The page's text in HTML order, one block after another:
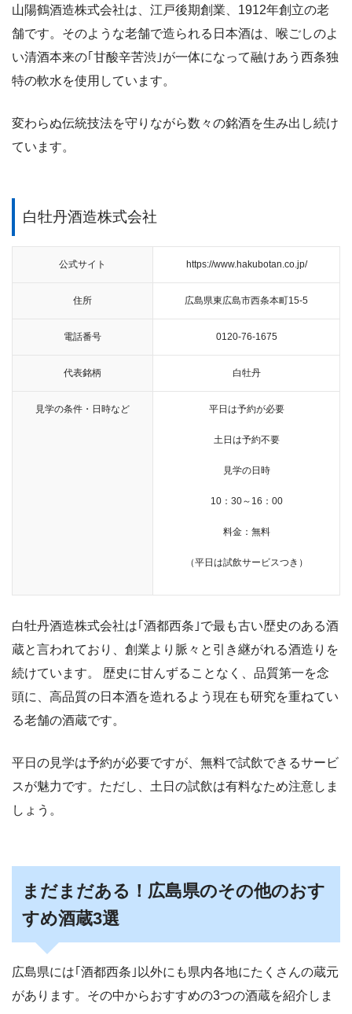
山陽鶴酒造株式会社は、江戸後期創業、1912年創立の老
舗です。 そのような老舗で造られる日本酒は、喉ごしのよ
い清酒本来の｢甘酸辛苦渋｣が一体になって融けあう西条独
特の軟水を使用しています。
変わらぬ伝統技法を守りながら数々の銘酒を生み出し続け
ています。
白牡丹酒造株式会社
公式サイト https://www.hakubotan.co.jp/
住所 広島県東広島市西条本町15-5
電話番号 0120-76-1675
代表銘柄 白牡丹
見学の条件・日時など 平日は予約が必要
土日は予約不要
見学の日時
10：30～16：00
料金：無料
（平日は試飲サービスつき）
白牡丹酒造株式会社は｢酒都西条｣で最も古い歴史のある酒
蔵と言われており、創業より脈々と引き継がれる酒造りを
続けています。
歴史に甘んずることなく、品質第一を念
頭に、高品質の日本酒を造れるよう現在も研究を重ねてい
る老舗の酒蔵です。
平日の見学は予約が必要ですが、無料で試飲できるサービ
スが魅力です。ただし、土日の試飲は有料なため注意しま
しょう。
まだまだある！広島県のその他のおす
すめ酒蔵3選
広島県には｢酒都西条｣以外にも県内各地にたくさんの蔵元
があります。 その中からおすすめの3つの酒蔵を紹介しま